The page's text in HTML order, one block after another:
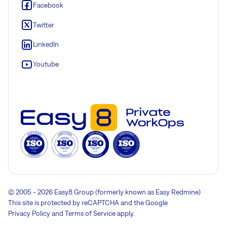
Facebook
Twitter
LinkedIn
Youtube
© 2005 - 2026 Easy8 Group (formerly known as Easy Redmine)
This site is protected by reCAPTCHA and the Google
Privacy Policyand Terms of Serviceapply.